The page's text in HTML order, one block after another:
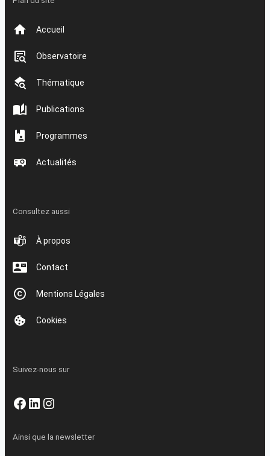
Accueil
Observatoire
Thématique
Publications
Programmes
Actualités
Consultez aussi
À propos
Contact
Mentions Légales
Cookies
Suivez-nous sur
Facebook
LinkedIn
Instagram
Ainsi que la newsletter